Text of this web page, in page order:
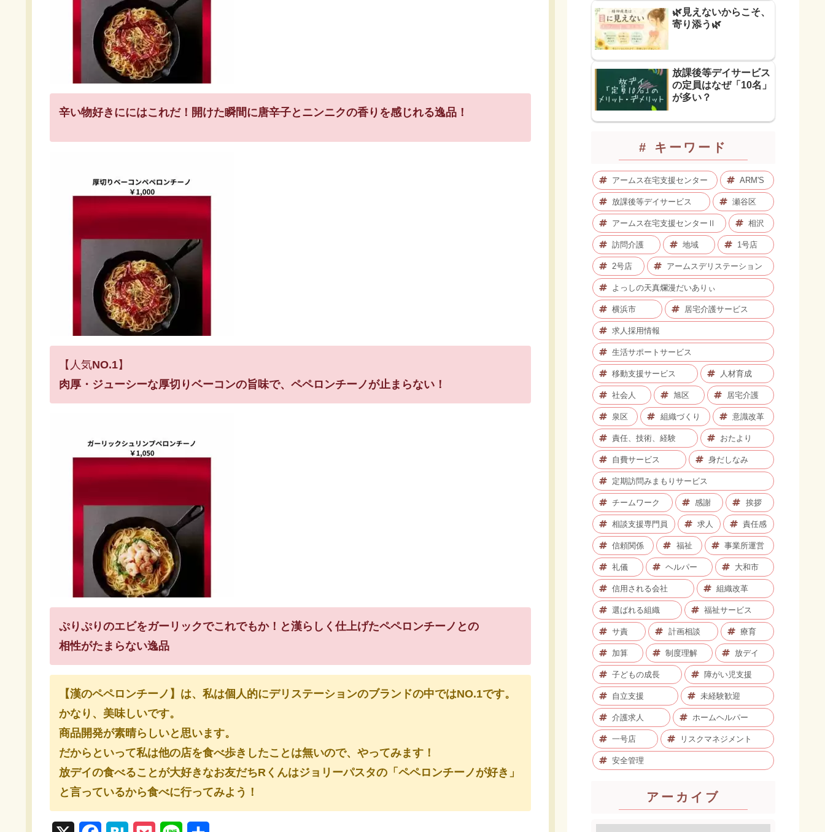
辛い物好きににはこれだ！開けた瞬間に唐辛子とニンニクの香りを感じれる逸品！
【人気NO.1】
肉厚・ジューシーな厚切りベーコンの旨味で、ペペロンチーノが止まらない！
ぷりぷりのエビをガーリックでこれでもか！と漢らしく仕上げたペペロンチーノとの
相性がたまらない逸品
【漢のペペロンチーノ】は、私は個人的にデリステーションのブランドの中ではNO.1です。
かなり、美味しいです。
商品開発が素晴らしいと思います。
だからといって私は他の店を食べ歩きしたことは無いので、やってみます！
放デイの食べることが大好きなお友だちRくんはジョリーパスタの「ペペロンチーノが好き」
と言っているから食べに行ってみよう！
🌿見えないからこそ、
寄り添う🌿
放課後等デイサービス
の定員はなぜ「10名」
が多い？
# キーワード
アームス在宅支援センター ARM'S
放課後等デイサービス 瀬谷区
アームス在宅支援センターⅡ 相沢
訪問介護 地域 1号店
2号店 アームスデリステーション
よっしの天真爛漫だいありぃ
横浜市 居宅介護サービス
求人採用情報
生活サポートサービス
移動支援サービス 人材育成
社会人 旭区 居宅介護
泉区 組織づくり 意識改革
責任、技術、経験 おたより
自費サービス 身だしなみ
定期訪問みまもりサービス
チームワーク 感謝 挨拶
相談支援専門員 求人 責任感
信頼関係 福祉 事業所運営
礼儀 ヘルパー 大和市
信用される会社 組織改革
選ばれる組織 福祉サービス
サ責 計画相談 療育
加算 制度理解 放デイ
子どもの成長 障がい児支援
自立支援 未経験歓迎
介護求人 ホームヘルパー
一号店 リスクマネジメント
安全管理
アーカイブ